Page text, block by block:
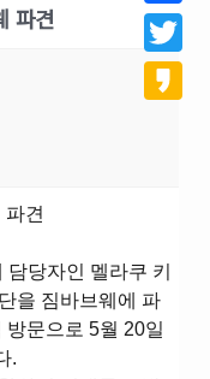
파견
견
당자인 멜라쿠 키
을 짐바브웨에 파
문으로 5월 20일
.
Twitter